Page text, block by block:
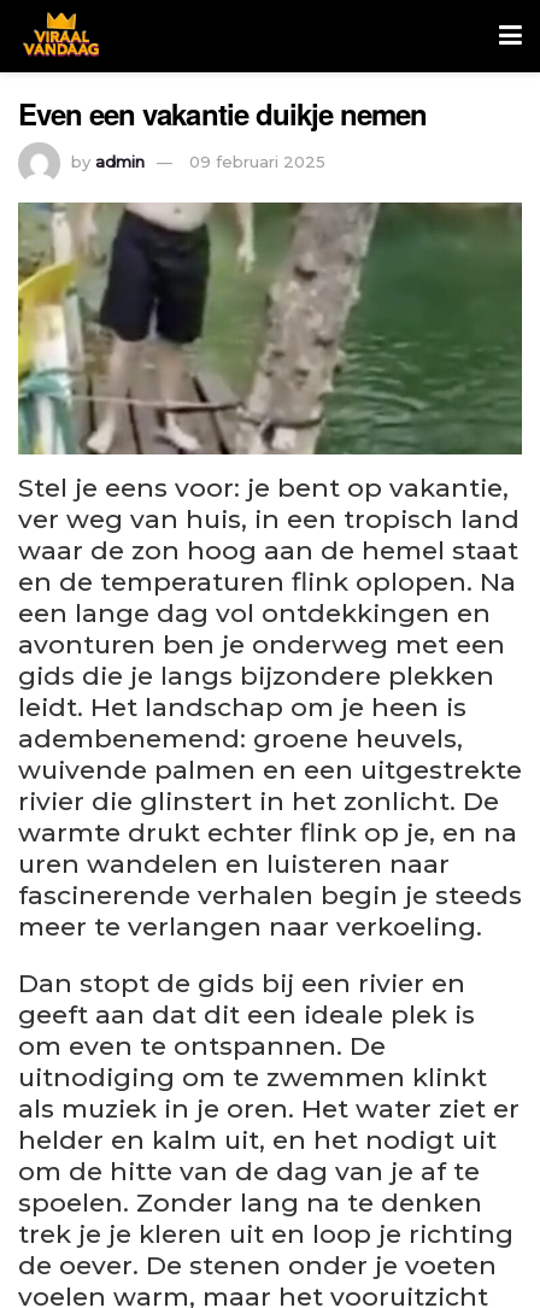
Even een vakantie duikje nemen
by admin 09 februari 2025
Stel je eens voor: je bent op vakantie,
ver weg van huis, in een tropisch land
waar de zon hoog aan de hemel staat
en de temperaturen flink oplopen. Na
een lange dag vol ontdekkingen en
avonturen ben je onderweg met een
gids die je langs bijzondere plekken
leidt. Het landschap om je heen is
adembenemend: groene heuvels,
wuivende palmen en een uitgestrekte
rivier die glinstert in het zonlicht. De
warmte drukt echter flink op je, en na
uren wandelen en luisteren naar
fascinerende verhalen begin je steeds
meer te verlangen naar verkoeling.
Dan stopt de gids bij een rivier en
geeft aan dat dit een ideale plek is
om even te ontspannen. De
uitnodiging om te zwemmen klinkt
als muziek in je oren. Het water ziet er
helder en kalm uit, en het nodigt uit
om de hitte van de dag van je af te
spoelen. Zonder lang na te denken
trek je je kleren uit en loop je richting
de oever. De stenen onder je voeten
voelen warm, maar het vooruitzicht